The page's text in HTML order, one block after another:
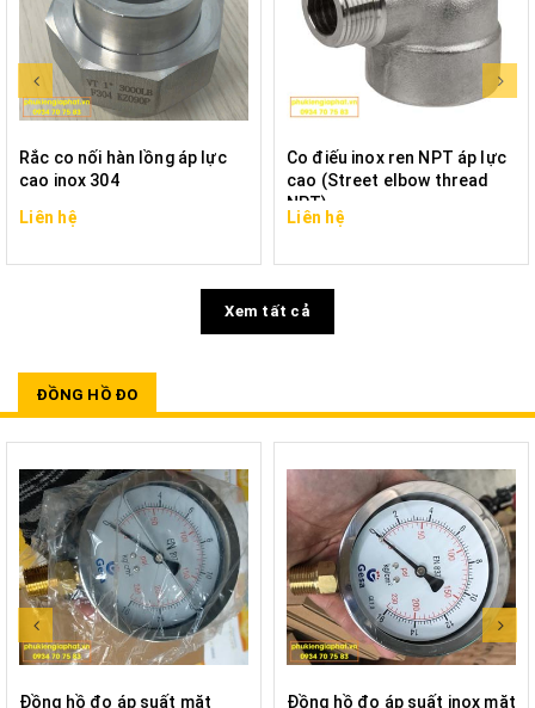
Rắc co nối hàn lồng áp lực
cao inox 304
Liên hệ
Co điếu inox ren NPT áp lực
cao (Street elbow thread
NPT)
Liên hệ
Xem tất cả
ĐỒNG HỒ ĐO
Đồng hồ đo áp suất mặt
Đồng hồ đo áp suất inox mặt